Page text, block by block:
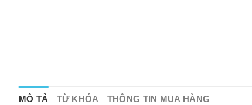
MÔ TẢ TỪ KHÓA THÔNG TIN MUA HÀNG